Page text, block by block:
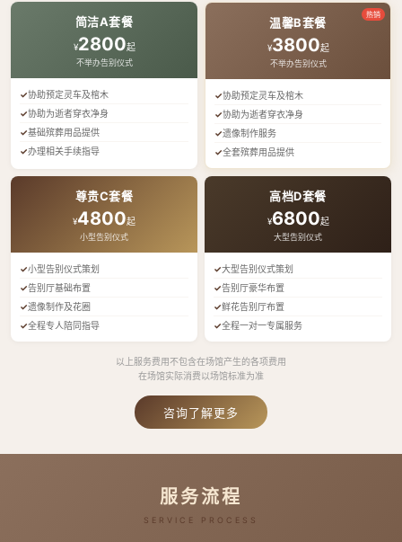
简洁A套餐
¥2800起
不举办告别仪式
协助预定灵车及棺木
协助为逝者穿衣净身
基础殡葬用品提供
办理相关手续指导
热销
温馨B套餐
¥3800起
不举办告别仪式
协助预定灵车及棺木
协助为逝者穿衣净身
遗像制作服务
全套殡葬用品提供
尊贵C套餐
¥4800起
小型告别仪式
小型告别仪式策划
告别厅基础布置
遗像制作及花圈
全程专人陪同指导
高档D套餐
¥6800起
大型告别仪式
大型告别仪式策划
告别厅豪华布置
鲜花告别厅布置
全程一对一专属服务
以上服务费用不包含在场馆产生的各项费用
在场馆实际消费以场馆标准为准
咨询了解更多
服务流程
SERVICE PROCESS